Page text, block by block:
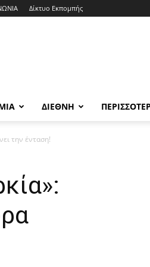
Δίκτυο Εκπομπής
ΔΙΕΘΝΗ
την ένταση!